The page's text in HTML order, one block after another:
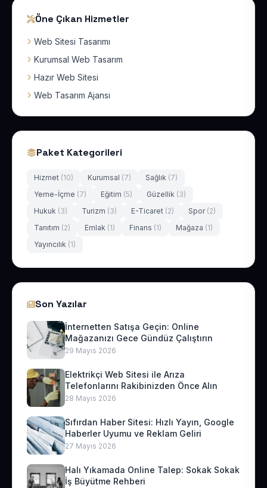
Öne Çıkan Hizmetler
Web Sitesi Tasarımı
Kurumsal Web Tasarım
Hazır Web Sitesi
Web Tasarım Ajansı
Paket Kategorileri
Hizmet (10) Kurumsal (7) Sağlık (7)
Yeme-İçme (7) Eğitim (5) Güzellik (3)
Hukuk (3) Turizm (3) E-Ticaret (2) Spor (2)
Tanıtım (2) Emlak (1) Finans (1) Mağaza (1)
Yayıncılık (1)
Son Yazılar
İnternetten Satışa Geçin: Online
Mağazanızı Gece Gündüz Çalıştırın
29 Mayıs 2026
Elektrikçi Web Sitesi ile Arıza
Telefonlarını Rakibinizden Önce Alın
28 Mayıs 2026
Sıfırdan Haber Sitesi: Hızlı Yayın, Google
Haberler Uyumu ve Reklam Geliri
27 Mayıs 2026
Halı Yıkamada Online Talep: Sokak Sokak
İş Büyütme Rehberi